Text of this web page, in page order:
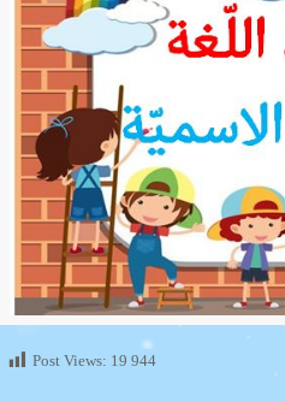
Post Views: 19 944